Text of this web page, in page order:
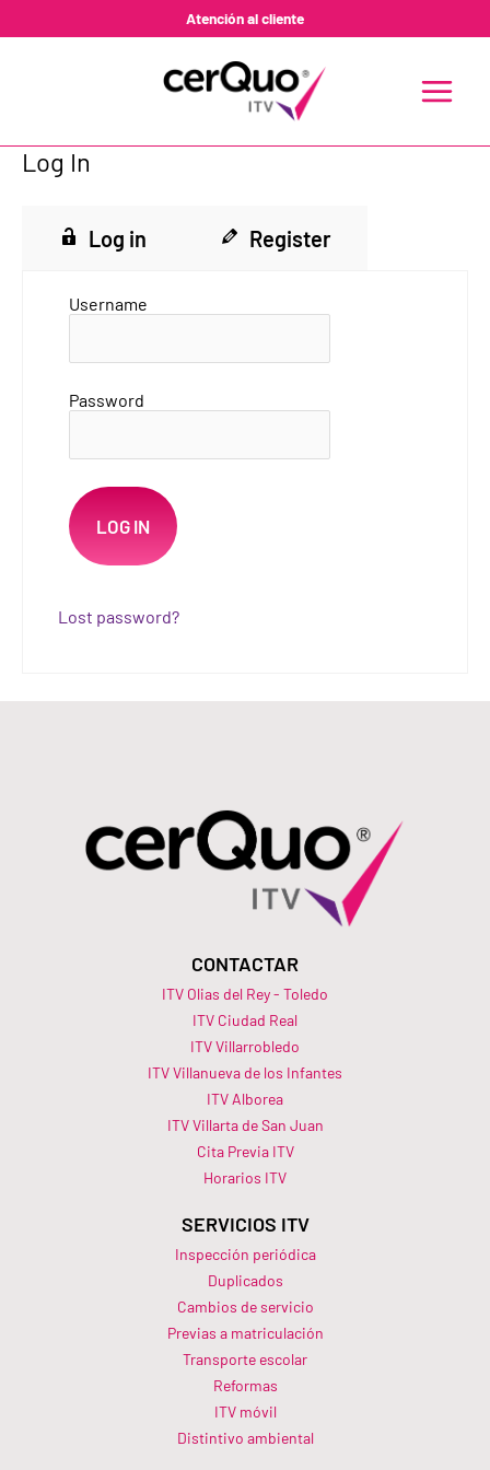
Atención al cliente
MENU
Log In
Log in Register
Username
Password
Lost password?
CONTACTAR
ITV Olias del Rey - Toledo
ITV Ciudad Real
ITV Villarrobledo
ITV Villanueva de los Infantes
ITV Alborea
ITV Villarta de San Juan
Cita Previa ITV
Horarios ITV​
SERVICIOS ITV
Inspección periódica
Duplicados
Cambios de servicio
Previas a matriculación
Transporte escolar
Reformas
ITV móvil
Distintivo ambiental